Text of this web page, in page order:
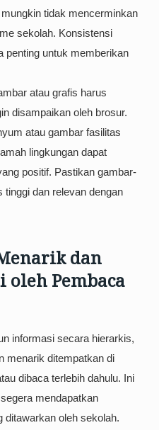
tidak mencerminkan
sekolah. Konsistensi
penting untuk memberikan
atau grafis harus
disampaikan oleh brosur.
atau gambar fasilitas
lingkungan dapat
positif. Pastikan gambar-
dan relevan dengan
dan
Pembaca
informasi secara hierarkis,
menarik ditempatkan di
dibaca terlebih dahulu. Ini
mendapatkan
ditawarkan oleh sekolah.